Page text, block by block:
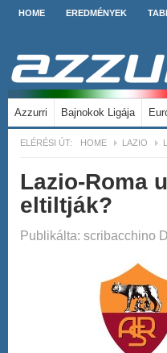
HOME EREDMÉNYEK
Azzurri Bajnokok Ligája
ELÉRÉSI ÚT: HOME LAZIO
Lazio-Roma
eltiltják?
Publikálta: scribacchino